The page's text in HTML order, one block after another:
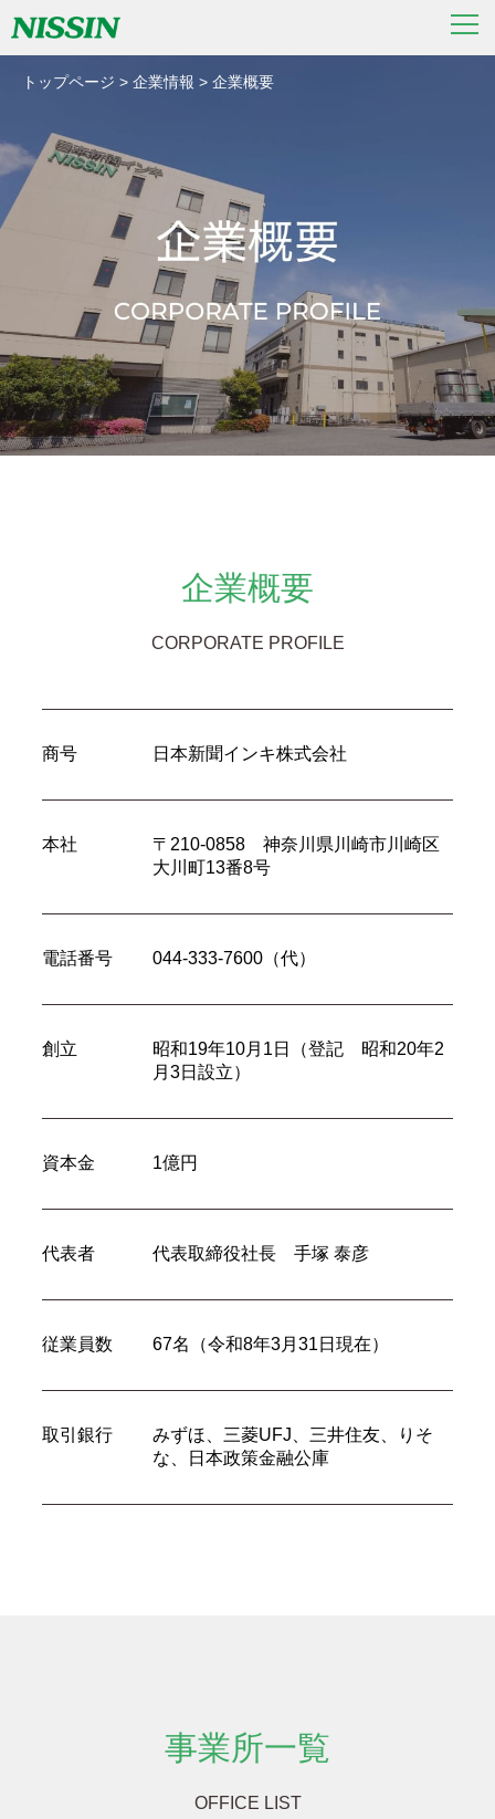
トップページ > 企業情報 > 企業概要
企業概要
CORPORATE PROFILE
商号 日本新聞インキ株式会社
本社
〒210-0858 神奈川県川崎市川崎区
大川町13番8号
電話番号 044-333-7600（代）
創立
昭和19年10月1日（登記 昭和20年2
月3日設立）
資本金 1億円
代表者 代表取締役社長 手塚 泰彦
従業員数 67名（令和8年3月31日現在）
取引銀行
みずほ、三菱UFJ、三井住友、りそ
な、日本政策金融公庫
事業所一覧
OFFICE LIST